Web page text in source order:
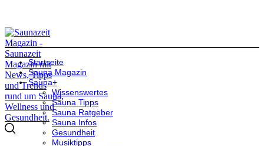
Startseite
Sauna Magazin
Sauna+
Wissenswertes
Sauna Tipps
Sauna Ratgeber
Sauna Infos
Gesundheit
Musiktipps